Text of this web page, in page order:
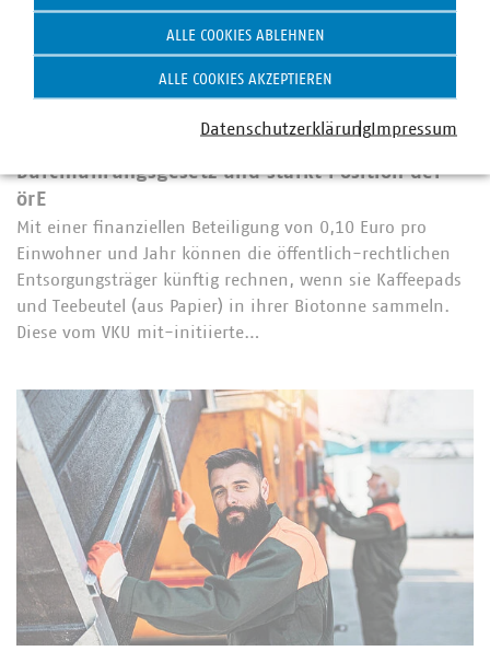
Umsetzung der EU-Verpackungsverordnung
Durchführungsgesetz und stärkt Position der
örE
Mit einer finanziellen Beteiligung von 0,10 Euro pro
Einwohner und Jahr können die öffentlich-rechtlichen
Entsorgungsträger künftig rechnen, wenn sie Kaffeepads
und Teebeutel (aus Papier) in ihrer Biotonne sammeln.
Diese vom VKU mit-initiierte…
ALLE COOKIES ABLEHNEN
ALLE COOKIES AKZEPTIEREN
DatenschutzerklärungImpressum